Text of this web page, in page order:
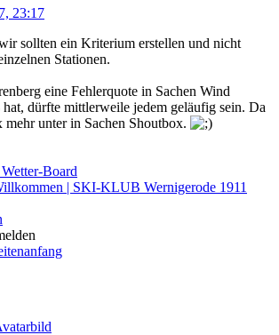
23:17
sollten ein Kriterium erstellen und nicht
Stationen.
eine Fehlerquote in Sachen Wind
hat, dürfte mittlerweile jedem geläufig sein. Da
mehr unter in Sachen Shoutbox.
Board
| SKI-KLUB Wernigerode 1911